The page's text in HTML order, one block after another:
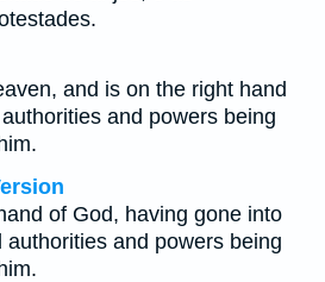
and is on the right hand
and powers being
of God, having gone into
authorities and powers being